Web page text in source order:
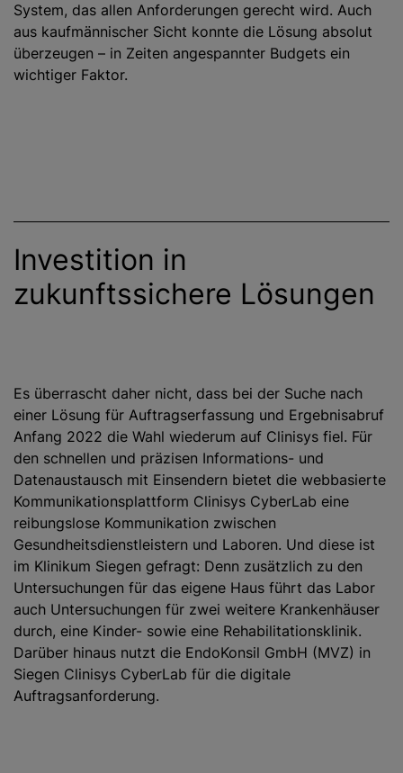
System, das allen Anforderungen gerecht wird. Auch
aus kaufmännischer Sicht konnte die Lösung absolut
überzeugen – in Zeiten angespannter Budgets ein
wichtiger Faktor.
Investition in
zukunftssichere Lösungen
Es überrascht daher nicht, dass bei der Suche nach
einer Lösung für Auftragserfassung und Ergebnisabruf
Anfang 2022 die Wahl wiederum auf Clinisys fiel. Für
den schnellen und präzisen Informations- und
Datenaustausch mit Einsendern bietet die webbasierte
Kommunikationsplattform Clinisys CyberLab eine
reibungslose Kommunikation zwischen
Gesundheitsdienstleistern und Laboren. Und diese ist
im Klinikum Siegen gefragt: Denn zusätzlich zu den
Untersuchungen für das eigene Haus führt das Labor
auch Untersuchungen für zwei weitere Krankenhäuser
durch, eine Kinder- sowie eine Rehabilitationsklinik.
Darüber hinaus nutzt die EndoKonsil GmbH (MVZ) in
Siegen Clinisys CyberLab für die digitale
Auftragsanforderung.